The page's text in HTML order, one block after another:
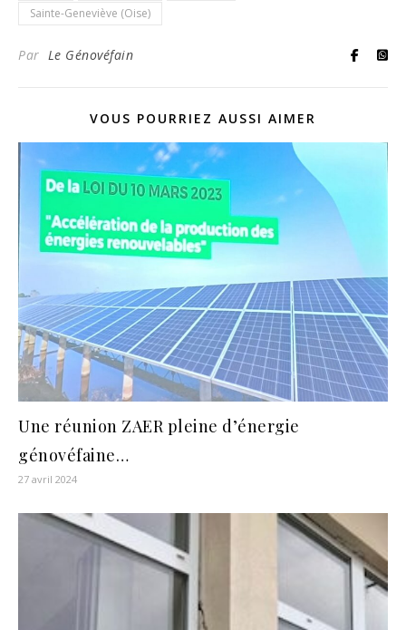
Sainte-Geneviève (Oise)
Par Le Génovéfain
VOUS POURRIEZ AUSSI AIMER
Une réunion ZAER pleine d’énergie
génovéfaine…
27 avril 2024